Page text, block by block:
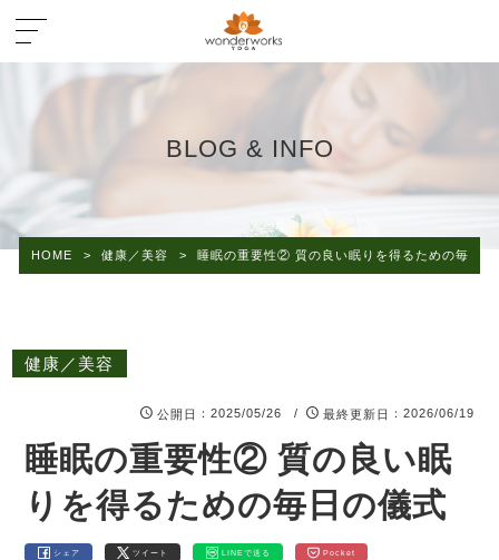
BLOG & INFO
HOME > 健康／美容 > 睡眠の重要性② 質の良い眠りを得るための毎日の
健康／美容
公開日 ：2025/05/26 / 最終更新日 ：2026/06/19
睡眠の重要性② 質の良い眠
りを得るための毎日の儀式
シェア ツイート LINEで送る Pocket